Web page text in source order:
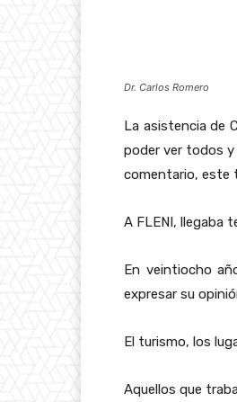
Dr. Carlos Romero
La asistencia de
poder ver todos y
comentario, este
A FLENI, llegaba
En veintiocho
expresar su
El turismo, los
Aquellos que